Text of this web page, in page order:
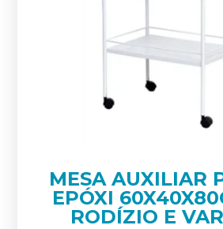
MESA AUXILIAR
EPÓXI
RODÍZIO E